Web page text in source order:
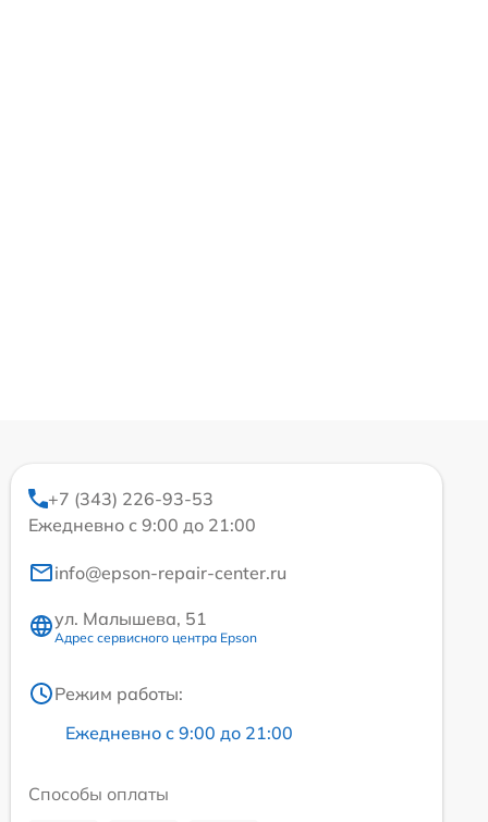
+7 (343) 226-93-53
Ежедневно с 9:00 до 21:00
info@epson-repair-center.ru
ул. Малышева, 51
Адрес сервисного центра Epson
Режим работы:
Ежедневно с 9:00 до 21:00
Способы оплаты